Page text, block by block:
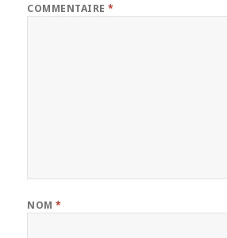
COMMENTAIRE*
NOM*